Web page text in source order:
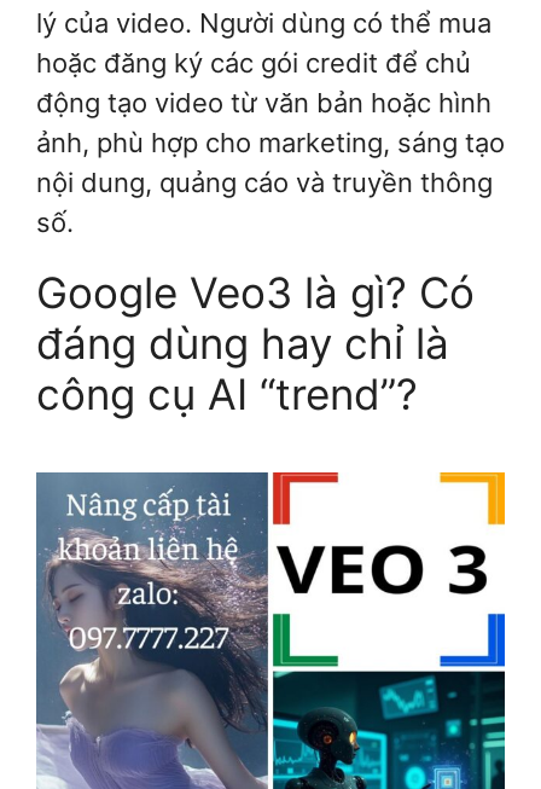
lý của video. Người dùng có thể mua
hoặc đăng ký các gói credit để chủ
động tạo video từ văn bản hoặc hình
ảnh, phù hợp cho marketing, sáng tạo
nội dung, quảng cáo và truyền thông
số.
Google Veo3 là gì? Có
đáng dùng hay chỉ là
công cụ AI “trend”?